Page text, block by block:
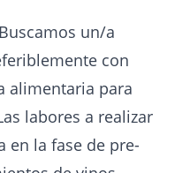
Buscamos un/a
con
alimentaria para
labores a realizar
en la fase de pre-